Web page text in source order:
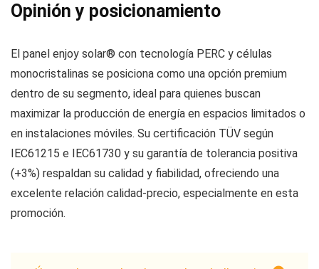
Opinión y posicionamiento
El panel enjoy solar® con tecnología PERC y células
monocristalinas se posiciona como una opción premium
dentro de su segmento, ideal para quienes buscan
maximizar la producción de energía en espacios limitados o
en instalaciones móviles. Su certificación TÜV según
IEC61215 e IEC61730 y su garantía de tolerancia positiva
(+3%) respaldan su calidad y fiabilidad, ofreciendo una
excelente relación calidad-precio, especialmente en esta
promoción.